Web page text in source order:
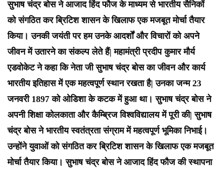
सुभाष चंद्र बोस ने आजाद हिंद फौज के माध्यम से भारतीय सैनिकों
को संगठित कर ब्रिटिश शासन के खिलाफ एक मजबूत मोर्चा तैयार
किया। उनकी जयंती पर हम उनके आदर्शों और विचारों को अपने
जीवन में उतारने का संकल्प लेते हैं| महामंत्री प्रदीप कुमार मौर्य
एडवोकेट ने कहा कि नेता जी सुभाष चंद्र बोस का जीवन और कार्य
भारतीय इतिहास में एक महत्वपूर्ण स्थान रखता है| उनका जन्म 23
जनवरी 1897 को ओडिशा के कटक में हुआ था। सुभाष चंद्र बोस ने
अपनी शिक्षा कोलकाता और कैम्ब्रिज विश्वविद्यालय में पूरी की| सुभाष
चंद्र बोस ने भारतीय स्वतंत्रता संग्राम में महत्वपूर्ण भूमिका निभाई।
उन्होंने युवाओं को संगठित कर ब्रिटिश शासन के खिलाफ एक मजबूत
मोर्चा तैयार किया। सुभाष चंद्र बोस ने आजाद हिंद फौज की स्थापना